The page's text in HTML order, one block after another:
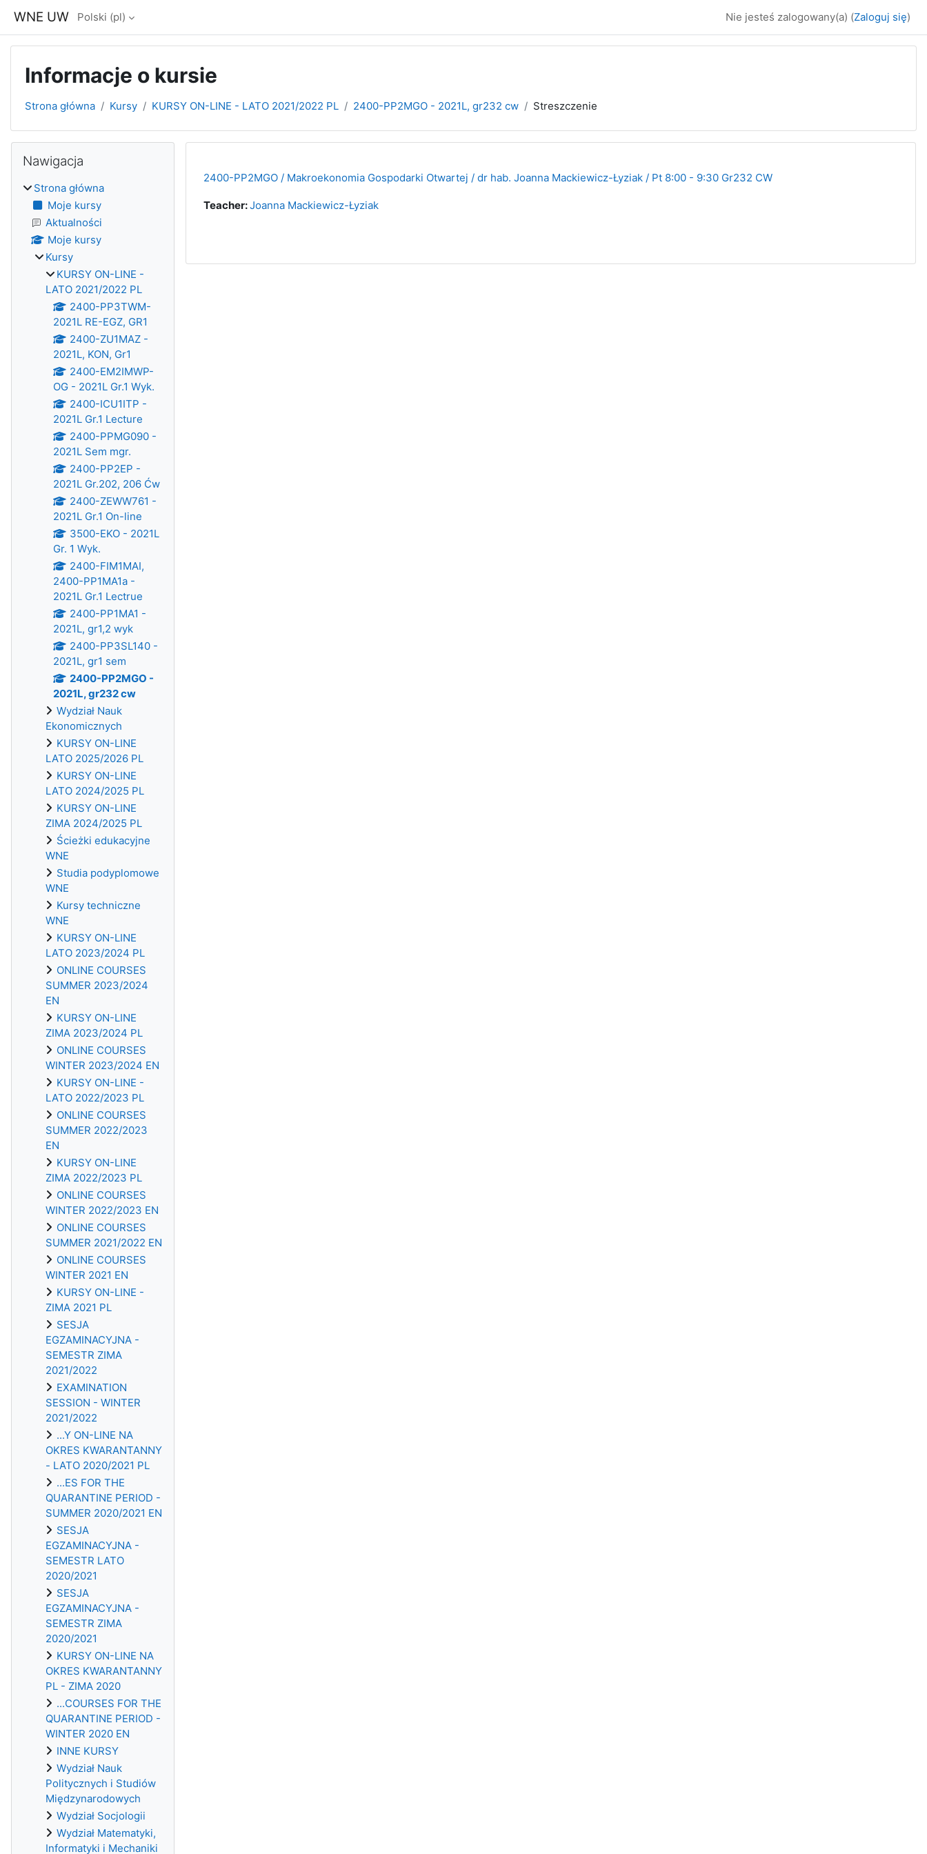
WNE UW Polski ‎(pl)‎ Nie jesteś zalogowany(a) (Zaloguj się)
Informacje o kursie
Strona główna Kursy KURSY ON-LINE - LATO 2021/2022 PL 2400-PP2MGO - 2021L, gr232 cw Streszczenie
2400-PP2MGO / Makroekonomia Gospodarki Otwartej / dr hab. Joanna Mackiewicz-Łyziak / Pt 8:00 - 9:30 Gr232 CW
Teacher:Joanna Mackiewicz-Łyziak
Bloki
Nawigacja
Strona główna
Moje kursy
Aktualności
Moje kursy
Kursy
KURSY ON-LINE -
LATO 2021/2022 PL
2400-PP3TWM-
2021L RE-EGZ, GR1
2400-ZU1MAZ -
2021L, KON, Gr1
2400-EM2IMWP-
OG - 2021L Gr.1 Wyk.
2400-ICU1ITP -
2021L Gr.1 Lecture
2400-PPMG090 -
2021L Sem mgr.
2400-PP2EP -
2021L Gr.202, 206 Ćw
2400-ZEWW761 -
2021L Gr.1 On-line
3500-EKO - 2021L
Gr. 1 Wyk.
2400-FIM1MAI,
2400-PP1MA1a -
2021L Gr.1 Lectrue
2400-PP1MA1 -
2021L, gr1,2 wyk
2400-PP3SL140 -
2021L, gr1 sem
2400-PP2MGO -
2021L, gr232 cw
Wydział Nauk
Ekonomicznych
KURSY ON-LINE
LATO 2025/2026 PL
KURSY ON-LINE
LATO 2024/2025 PL
KURSY ON-LINE
ZIMA 2024/2025 PL
Ścieżki edukacyjne
WNE
Studia podyplomowe
WNE
Kursy techniczne
WNE
KURSY ON-LINE
LATO 2023/2024 PL
ONLINE COURSES
SUMMER 2023/2024
EN
KURSY ON-LINE
ZIMA 2023/2024 PL
ONLINE COURSES
WINTER 2023/2024 EN
KURSY ON-LINE -
LATO 2022/2023 PL
ONLINE COURSES
SUMMER 2022/2023
EN
KURSY ON-LINE
ZIMA 2022/2023 PL
ONLINE COURSES
WINTER 2022/2023 EN
ONLINE COURSES
SUMMER 2021/2022 EN
ONLINE COURSES
WINTER 2021 EN
KURSY ON-LINE -
ZIMA 2021 PL
SESJA
EGZAMINACYJNA -
SEMESTR ZIMA
2021/2022
EXAMINATION
SESSION - WINTER
2021/2022
...Y ON-LINE NA
OKRES KWARANTANNY
- LATO 2020/2021 PL
...ES FOR THE
QUARANTINE PERIOD -
SUMMER 2020/2021 EN
SESJA
EGZAMINACYJNA -
SEMESTR LATO
2020/2021
SESJA
EGZAMINACYJNA -
SEMESTR ZIMA
2020/2021
KURSY ON-LINE NA
OKRES KWARANTANNY
PL - ZIMA 2020
...COURSES FOR THE
QUARANTINE PERIOD -
WINTER 2020 EN
INNE KURSY
Wydział Nauk
Politycznych i Studiów
Międzynarodowych
Wydział Socjologii
Wydział Matematyki,
Informatyki i Mechaniki